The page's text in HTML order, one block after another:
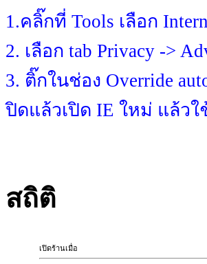
1.คลิ๊กที่ Tools เลือก
2. เลือก tab Privacy ->
3. ติ๊กในช่อง Override
ปิดแล้วเปิด IE ใหม่ แล้วใ
สถิติ
เปิดร้านเมื่อ